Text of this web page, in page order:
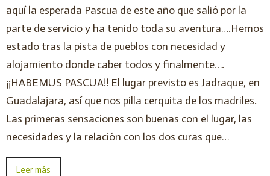
aquí la esperada Pascua de este año que salió por la
parte de servicio y ha tenido toda su aventura….Hemos
estado tras la pista de pueblos con necesidad y
alojamiento donde caber todos y finalmente….
¡¡HABEMUS PASCUA!! El lugar previsto es Jadraque, en
Guadalajara, así que nos pilla cerquita de los madriles.
Las primeras sensaciones son buenas con el lugar, las
necesidades y la relación con los dos curas que…
Leer más